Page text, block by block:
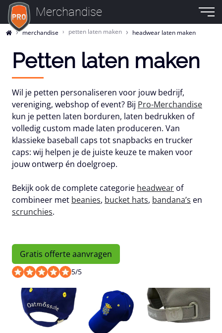
Merchandise
merchandise petten laten maken headwear laten maken
Petten laten maken
Wil je petten personaliseren voor jouw bedrijf,
vereniging, webshop of event? Bij Pro-Merchandise
kun je petten laten borduren, laten bedrukken of
volledig custom made laten produceren. Van
klassieke baseball caps tot snapbacks en trucker
caps: wij helpen je de juiste keuze te maken voor
jouw ontwerp én doelgroep.
Bekijk ook de complete categorie headwear of
combineer met beanies, bucket hats, bandana’s en
scrunchies.
Gratis offerte aanvragen
5/5